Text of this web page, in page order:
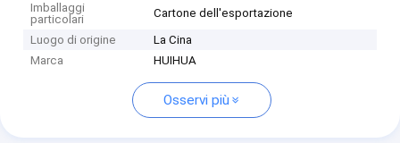
Imballaggi
particolari
Cartone dell'esportazione
Luogo di origine
La Cina
Marca
HUIHUA
Osservi più